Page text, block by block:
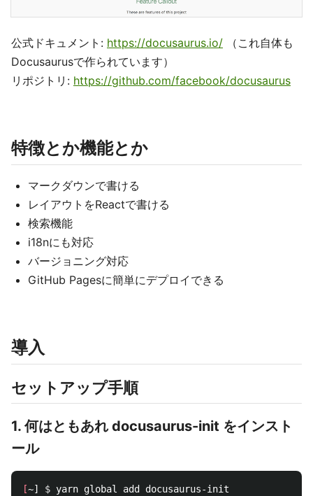
公式ドキュメント: https://docusaurus.io/ （これ自体も
Docusaurusで作られています）
リポジトリ: https://github.com/facebook/docusaurus
特徴とか機能とか
マークダウンで書ける
レイアウトをReactで書ける
検索機能
i18nにも対応
バージョニング対応
GitHub Pagesに簡単にデプロイできる
導入
セットアップ手順
1. 何はともあれ docusaurus-init をインスト
ール
[~] $